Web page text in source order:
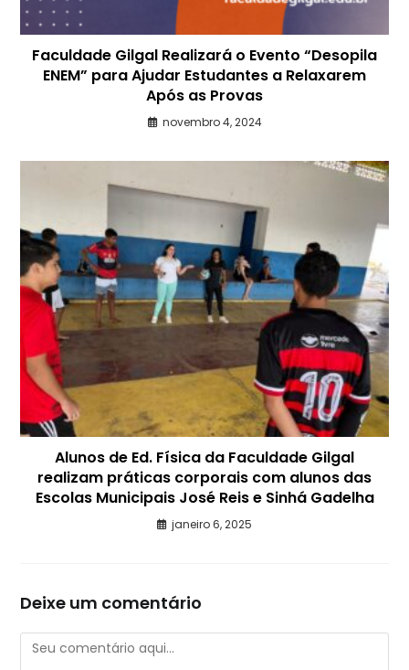
Faculdade Gilgal Realizará o Evento “Desopila
ENEM” para Ajudar Estudantes a Relaxarem
Após as Provas
novembro 4, 2024
Alunos de Ed. Física da Faculdade Gilgal
realizam práticas corporais com alunos das
Escolas Municipais José Reis e Sinhá Gadelha
janeiro 6, 2025
Deixe um comentário